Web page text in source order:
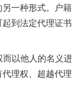
一种形式。户籍
到法定代理证书
以他人的名义进
理权、超越代理